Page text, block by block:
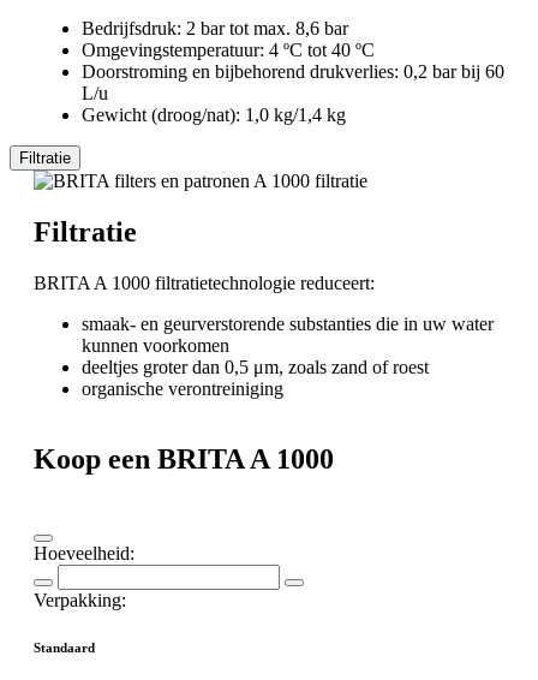
Bedrijfsdruk: 2 bar tot max. 8,6 bar
Omgevingstemperatuur: 4 ºC tot 40 ºC
Doorstroming en bijbehorend drukverlies: 0,2 bar bij 60
L/u
Gewicht (droog/nat): 1,0 kg/1,4 kg
Filtratie
Filtratie
BRITA A 1000 filtratietechnologie reduceert:
smaak- en geurverstorende substanties die in uw water
kunnen voorkomen
deeltjes groter dan 0,5 μm, zoals zand of roest
organische verontreiniging
Koop een BRITA A 1000
Hoeveelheid:
Verpakking:
Standaard